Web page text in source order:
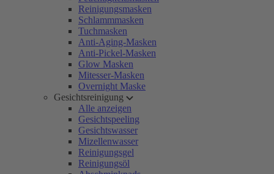
Reinigungsmasken
Schlammmasken
Tuchmasken
Anti-Aging-Masken
Anti-Pickel-Masken
Glow Masken
Mitesser-Masken
Overnight Maske
Gesichtsreinigung
Alle anzeigen
Gesichtspeeling
Gesichtswasser
Mizellenwasser
Reinigungsgel
Reinigungsöl